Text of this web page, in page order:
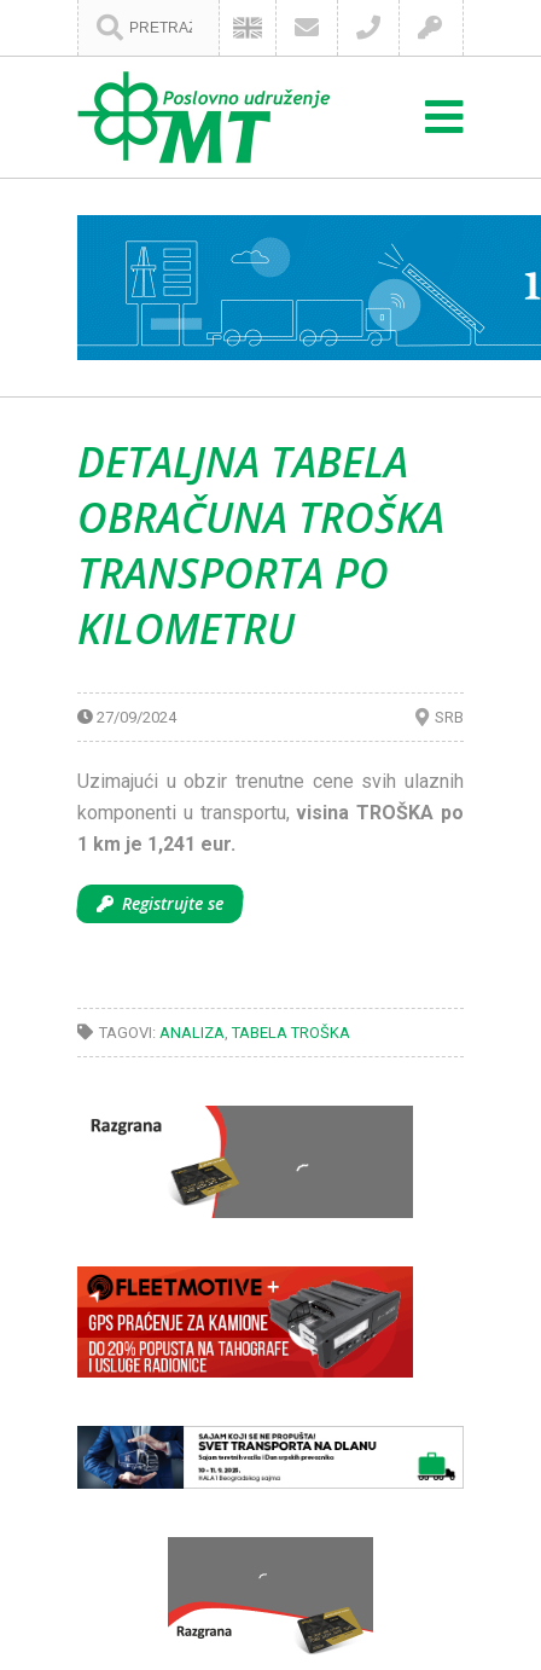
DETALJNA TABELA
OBRAČUNA TROŠKA
TRANSPORTA PO
KILOMETRU
27/09/2024 SRB
Uzimajući u obzir trenutne cene svih ulaznih
komponenti u transportu, visina TROŠKA po
1 km je 1,241 eur.
Registrujte se
TAGOVI: ANALIZA,TABELA TROŠKA